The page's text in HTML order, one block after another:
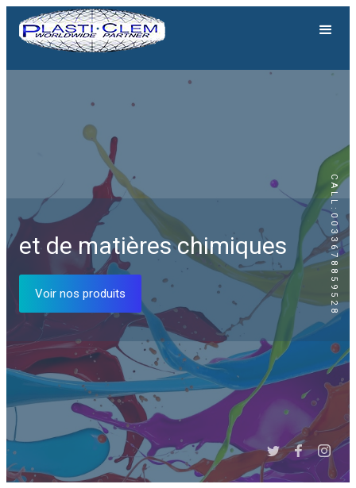
CALL:0033678859528
et de matières chimiques
Voir nos produits
Génération solaire
Equipements solaires
Voir nos produits